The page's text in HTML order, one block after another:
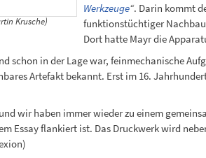
Krusche)
Werkzeuge“. Darin kommt
funktionstüchtiger
Dort hatte Mayr die
schon in der Lage war, feinmechanische
Artefakt bekannt. Erst im 16.
wir haben immer wieder zu einem
Essay flankiert ist. Das Druckwerk wird